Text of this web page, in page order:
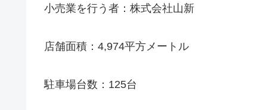
小売業を行う者：株式会社山新
店舗面積：4,974平方メートル
駐車場台数：125台